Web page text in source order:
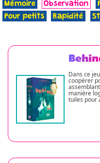
Mémoire
Observation
Pour petits
Rapidité
Dans ce
coopérer
manière
tuiles pour